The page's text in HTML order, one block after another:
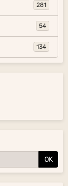
281
54
134
OK